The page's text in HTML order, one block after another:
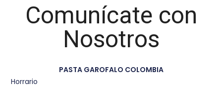
Comunícate con
Nosotros
PASTA GAROFALO COLOMBIA
Horrario